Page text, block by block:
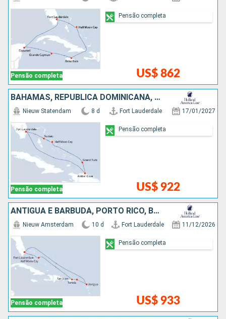
Pensão completa US$ 862
Pensão completa
BAHAMAS, REPUBLICA DOMINICANA, ESTADOS UNIDOS
Pensão completa
Nieuw Statendam 8 d Fort Lauderdale 17/01/2027
US$ 922
Pensão completa
ANTIGUA E BARBUDA, PORTO RICO, BAHAMAS, ESTADOS UNIDOS
Pensão completa
Nieuw Amsterdam 10 d Fort Lauderdale 11/12/2026
US$ 933
Pensão completa